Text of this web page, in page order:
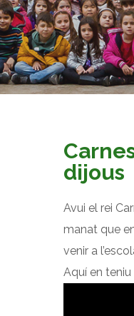
dijous
Avui el rei
manat que
venir a
Aquí en